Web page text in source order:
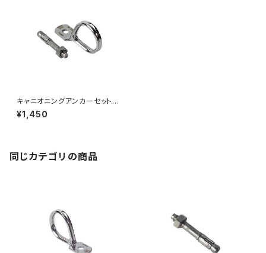
キャニオニングアンカーセット｜
M8
¥1,450
同じカテゴリの商品